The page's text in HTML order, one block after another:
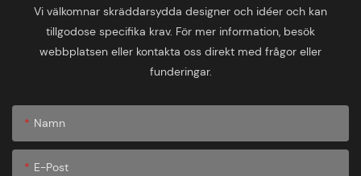
Vi välkomnar skräddarsydda designer och idéer och kan
tillgodose specifika krav. För mer information, besök
webbplatsen eller kontakta oss direkt med frågor eller
funderingar.
Namn
E-Post